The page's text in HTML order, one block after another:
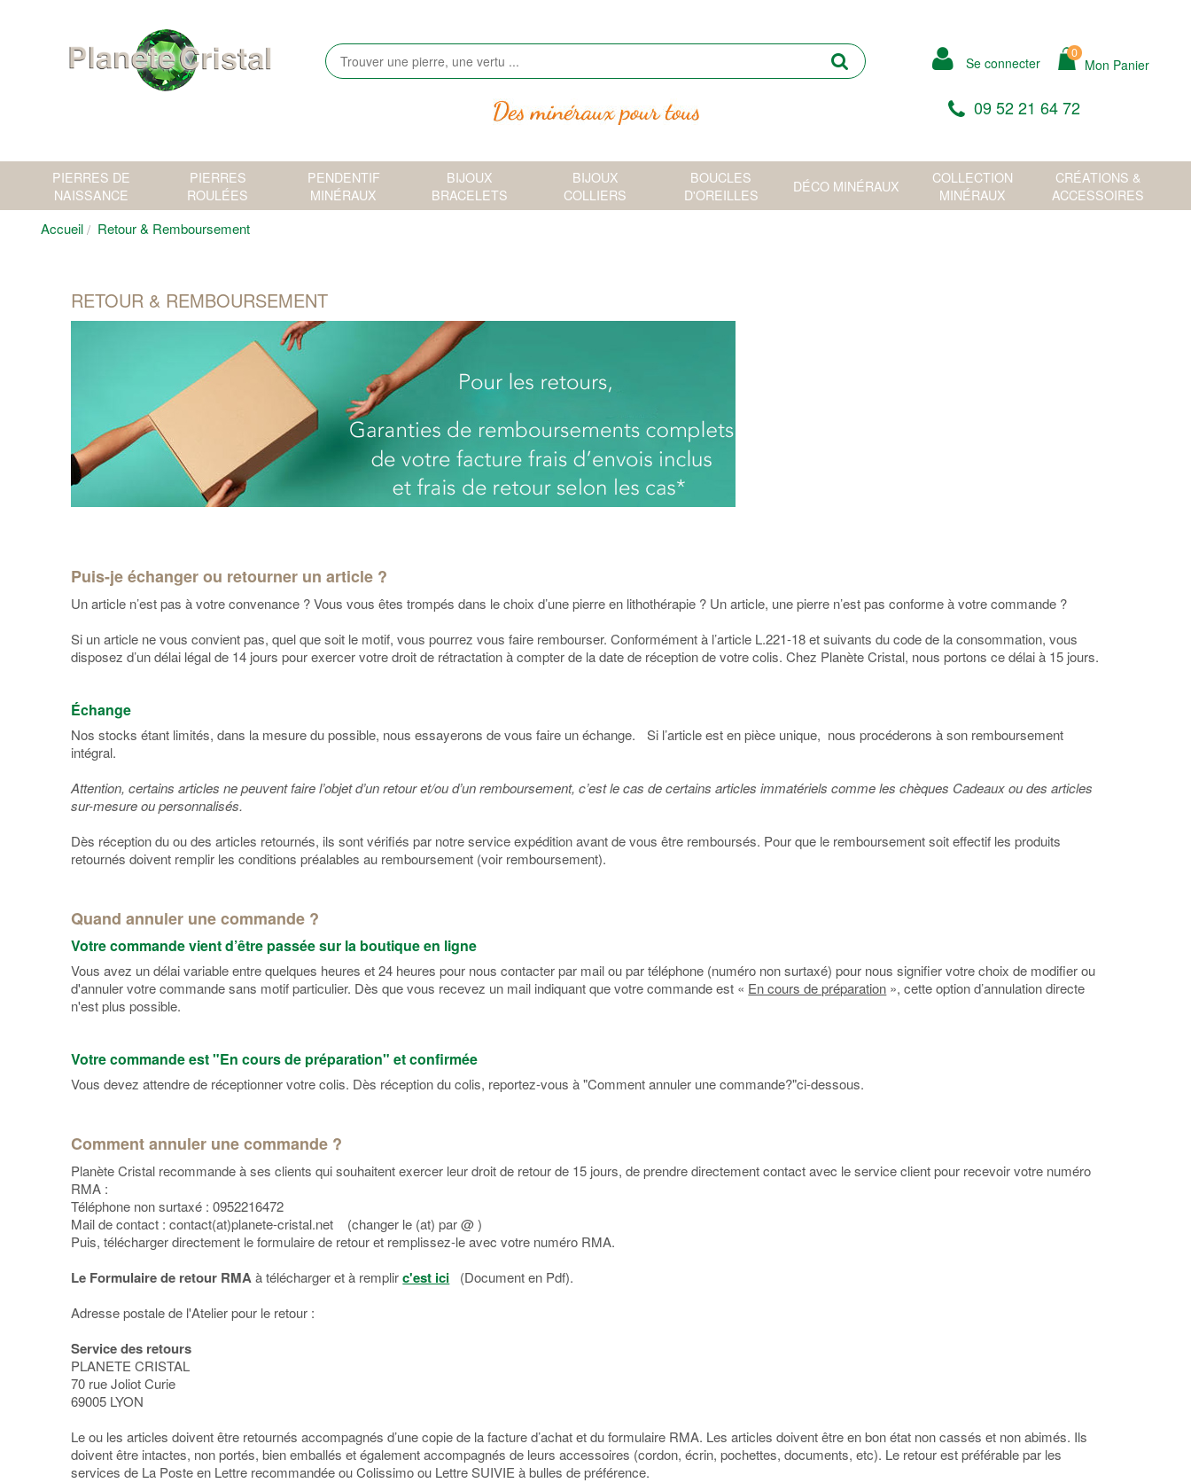
0
Mon Panier
Se connecter
09 52 21 64 72
PIERRES DE
NAISSANCE
PIERRES
ROULÉES
PENDENTIF
MINÉRAUX
BIJOUX
BRACELETS
BIJOUX
COLLIERS
BOUCLES
D'OREILLES
DÉCO MINÉRAUX
COLLECTION
MINÉRAUX
CRÉATIONS &
ACCESSOIRES
Accueil Retour & Remboursement
RETOUR & REMBOURSEMENT
Puis-je échanger ou retourner un article ?
Un article n’est pas à votre convenance ? Vous vous êtes trompés dans le choix d’une pierre en lithothérapie ? Un article, une pierre n’est pas conforme à votre commande ?
Si un article ne vous convient pas, quel que soit le motif, vous pourrez vous faire rembourser. Conformément à l’article L.221-18 et suivants du code de la consommation, vous
disposez d’un délai légal de 14 jours pour exercer votre droit de rétractation à compter de la date de réception de votre colis. Chez Planète Cristal, nous portons ce délai à 15 jours.
Échange
Nos stocks étant limités, dans la mesure du possible, nous essayerons de vous faire un échange. Si l’article est en pièce unique, nous procéderons à son remboursement
intégral.
Attention, certains articles ne peuvent faire l’objet d’un retour et/ou d’un remboursement, c’est le cas de certains articles immatériels comme les chèques Cadeaux ou des articles
sur-mesure ou personnalisés.
Dès réception du ou des articles retournés, ils sont vérifiés par notre service expédition avant de vous être remboursés. Pour que le remboursement soit effectif les produits
retournés doivent remplir les conditions préalables au remboursement (voir remboursement).
Quand annuler une commande ?
Votre commande vient d’être passée sur la boutique en ligne
Vous avez un délai variable entre quelques heures et 24 heures pour nous contacter par mail ou par téléphone (numéro non surtaxé) pour nous signifier votre choix de modifier ou
d'annuler votre commande sans motif particulier. Dès que vous recevez un mail indiquant que votre commande est « En cours de préparation », cette option d’annulation directe
n'est plus possible.
Votre commande est "En cours de préparation" et confirmée
Vous devez attendre de réceptionner votre colis. Dès réception du colis, reportez-vous à "Comment annuler une commande?"ci-dessous.
Comment annuler une commande ?
Planète Cristal recommande à ses clients qui souhaitent exercer leur droit de retour de 15 jours, de prendre directement contact avec le service client pour recevoir votre numéro
RMA :
Téléphone non surtaxé : 0952216472
Mail de contact : contact(at)planete-cristal.net (changer le (at) par @ )
Puis, télécharger directement le formulaire de retour et remplissez-le avec votre numéro RMA.
Le Formulaire de retour RMAà télécharger et à remplirc'est ici
(Document en Pdf).
Adresse postale de l'Atelier pour le retour :
Service des retours
PLANETE CRISTAL
70 rue Joliot Curie
69005 LYON
Le ou les articles doivent être retournés accompagnés d’une copie de la facture d’achat et du formulaire RMA. Les articles doivent être en bon état non cassés et non abimés. Ils
doivent être intactes, non portés, bien emballés et également accompagnés de leurs accessoires (cordon, écrin, pochettes, documents, etc). Le retour est préférable par les
services de La Poste en Lettre recommandée ou Colissimo ou Lettre SUIVIE à bulles de préférence.